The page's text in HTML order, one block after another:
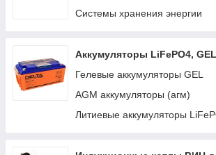
Orion DC-DC преобразователи
Системы хранения энергии
Аккумуляторы LiFePO4,
Гелевые аккумуляторы GEL
AGM аккумуляторы (агм)
Литиевые аккумуляторы